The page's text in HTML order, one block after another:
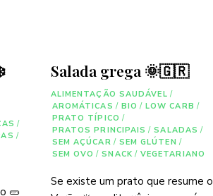
/
/
🥒
Salada grega 🌞🇬🇷
ALIMENTAÇÃO SAUDÁVEL /
AROMÁTICAS / BIO / LOW CARB /
PRATO TÍPICO /
PRATOS PRINCIPAIS / SALADAS /
SEM AÇÚCAR / SEM GLÚTEN /
SEM OVO / SNACK / VEGETARIANO
Se existe um prato que resume o